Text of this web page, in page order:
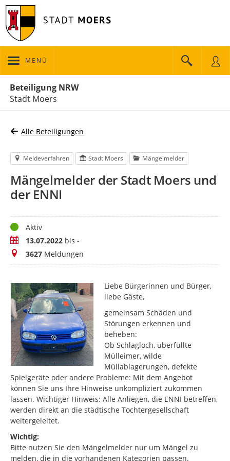
MENÜ
Beteiligung NRW
Stadt Moers
Alle Beteiligungen
Meldeverfahren Stadt Moers Mängelmelder
Mängelmelder der Stadt Moers und
der ENNI
StatusAktiv
Zeitraum13.07.2022 bis -
Meldungen
3627 Meldungen
Liebe Bürgerinnen und Bürger,
liebe Gäste,
gemeinsam Schäden und
Störungen erkennen und
beheben:
Ob Schlagloch, überfüllte
Mülleimer, wilde
Müllablagerungen, defekte
Spielgeräte oder andere Probleme: Mit dem Angebot
können Sie uns Ihre Hinweise unkompliziert zukommen
lassen. Wichtiger Hinweis: Alle Anliegen, die ENNI betreffen,
werden direkt an die städtische Tochtergesellschaft
weitergeleitet.
Wichtig:
Bitte nutzen Sie den Mängelmelder nur um Mängel zu
melden, die in die vorhandenen Kategorien passen.